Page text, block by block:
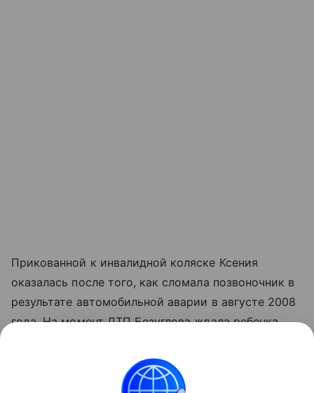
Прикованной к инвалидной коляске Ксения
оказалась после того, как сломала позвоночник в
результате автомобильной аварии в августе 2008
года. На момент ДТП Безуглова ждала ребенка,
прерывать беременность.